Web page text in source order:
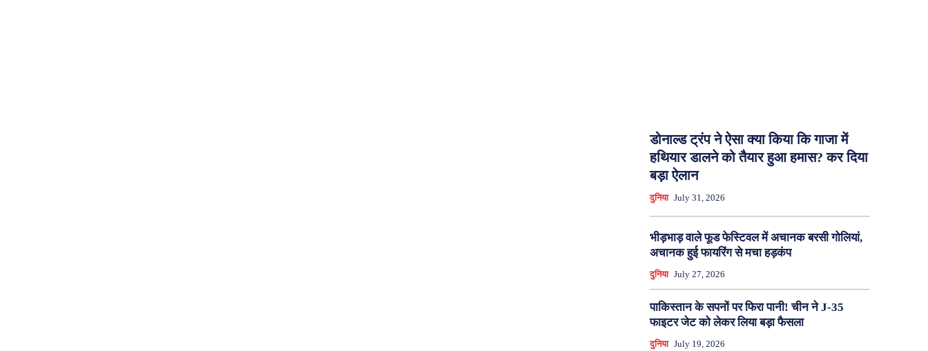
डोनाल्ड ट्रंप ने ऐसा क्या किया कि गाजा में
हथियार डालने को तैयार हुआ हमास? कर दिया
बड़ा ऐलान
दुनिया July 31, 2026
भीड़भाड़ वाले फूड फेस्टिवल में अचानक बरसी गोलियां,
अचानक हुई फायरिंग से मचा हड़कंप
दुनिया July 27, 2026
पाकिस्तान के सपनों पर फिरा पानी! चीन ने J-35
फाइटर जेट को लेकर लिया बड़ा फैसला
दुनिया July 19, 2026